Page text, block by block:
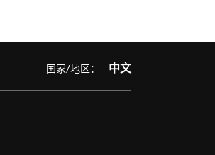
国家/地区： 中文